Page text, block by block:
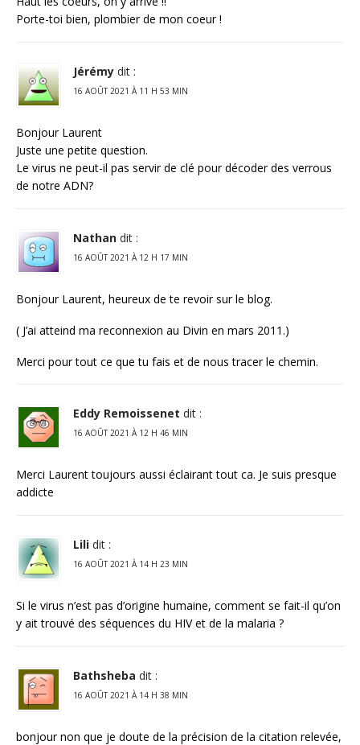
Porte-toi bien, plombier de mon coeur !
Jérémy dit :
16 AOÛT 2021 À 11 H 53 MIN
Bonjour Laurent
Juste une petite question.
Le virus ne peut-il pas servir de clé pour décoder des verrous
de notre ADN?
Nathan dit :
16 AOÛT 2021 À 12 H 17 MIN
Bonjour Laurent, heureux de te revoir sur le blog.
( J’ai atteind ma reconnexion au Divin en mars 2011.)
Merci pour tout ce que tu fais et de nous tracer le chemin.
Eddy Remoissenet dit :
16 AOÛT 2021 À 12 H 46 MIN
Merci Laurent toujours aussi éclairant tout ca. Je suis presque
addicte
Lili dit :
16 AOÛT 2021 À 14 H 23 MIN
Si le virus n’est pas d’origine humaine, comment se fait-il qu’on
y ait trouvé des séquences du HIV et de la malaria ?
Bathsheba dit :
16 AOÛT 2021 À 14 H 38 MIN
bonjour non que je doute de la précision de la citation relevée,